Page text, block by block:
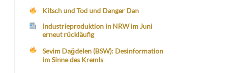
Kitsch und Tod und Danger Dan
Industrieproduktion in NRW im Juni
erneut rückläufig
Sevim Dağdelen (BSW): Desinformation
im Sinne des Kremls